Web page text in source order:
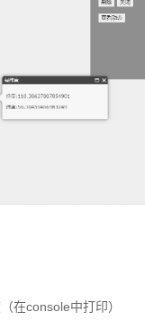
在console中打印）